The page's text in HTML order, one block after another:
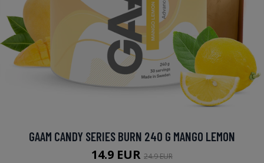
GAAM CANDY SERIES BURN 240 G MANGO LEMON
14.9 EUR 24.9 EUR